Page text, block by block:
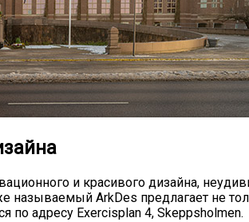
и красивого дизайна,
называемый ArkDes предлагает не
по адресу Exercisplan 4, Skeppsholmen.